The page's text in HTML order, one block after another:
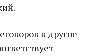
в другое